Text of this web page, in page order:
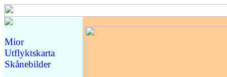
Mior
Utflyktskarta
Skånebilder